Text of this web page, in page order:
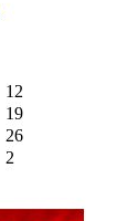
12
19
26
2